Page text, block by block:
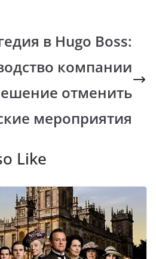
в Hugo Boss:
компании
отменить
мероприятия
Like